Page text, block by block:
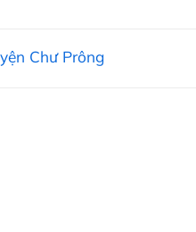
Chư Prông